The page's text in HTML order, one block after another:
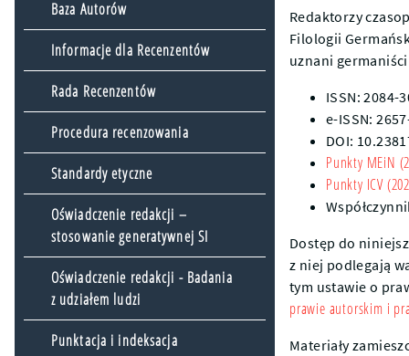
Baza Autorów
Informacje dla Recenzentów
Rada Recenzentów
Procedura recenzowania
Standardy etyczne
Oświadczenie redakcji –
stosowanie generatywnej SI
Oświadczenie redakcji - Badania
z udziałem ludzi
Punktacja i indeksacja
Redaktorzy
Filologii
uznani germaniści
ISSN: 2084-
e-ISSN:
DOI:
Punkty MEiN
Punkty ICV
Dostęp do
z niej podlegają
tym ustawie o
prawie autorskim i
Materiały